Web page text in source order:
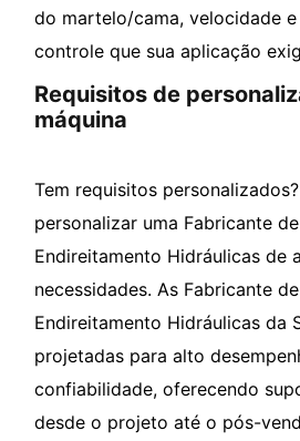
do martelo/cama, velocidade
controle que sua aplicação
Requisitos de
máquina
Tem requisitos
personalizar uma Fabricante
Endireitamento Hidráulicas de
necessidades. As Fabricante
Endireitamento Hidráulicas da
projetadas para alto
confiabilidade, oferecendo
desde o projeto até o pós-